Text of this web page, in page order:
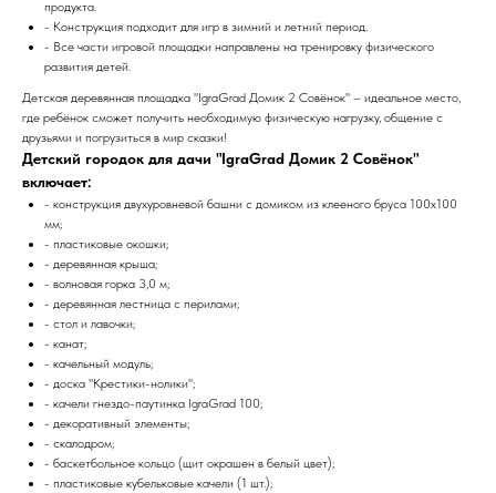
продукта.
- Конструкция подходит для игр в зимний и летний период.
- Все части игровой площадки направлены на тренировку физического
развития детей.
Детская деревянная площадка "IgraGrad Домик 2 Совёнок" – идеальное место,
где ребёнок сможет получить необходимую физическую нагрузку, общение с
друзьями и погрузиться в мир сказки!
Детский городок для дачи "IgraGrad Домик 2 Совёнок"
включает:
- конструкция двухуровневой башни с домиком из клееного бруса 100х100
мм;
- пластиковые окошки;
- деревянная крыша;
- волновая горка 3,0 м;
- деревянная лестница с перилами;
- стол и лавочки;
- канат;
- качельный модуль;
- доска "Крестики-нолики";
- качели гнездо-паутинка IgraGrad 100;
- декоративный элементы;
- скалодром;
- баскетбольное кольцо (щит окрашен в белый цвет);
- пластиковые кубельковые качели (1 шт.);